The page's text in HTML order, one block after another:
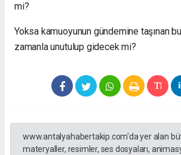
mi?
Yoksa kamuoyunun gündemine taşınan
zamanla unutulup gidecek mi?
www.antalyahabertakip.com'da yer alan
materyaller, resimler, ses dosyaları,